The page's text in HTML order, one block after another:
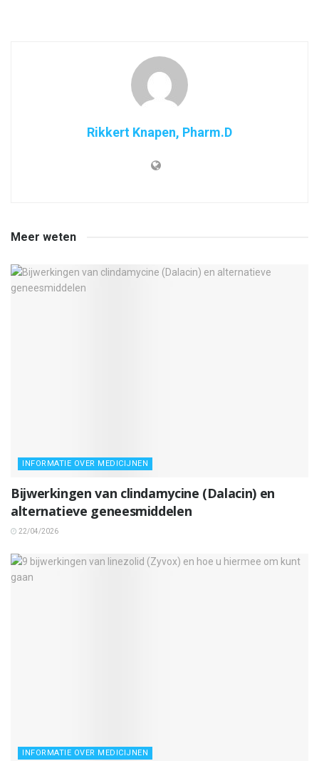
Rikkert Knapen, Pharm.D
Meer weten
INFORMATIE OVER MEDICIJNEN
Bijwerkingen van clindamycine (Dalacin) en
alternatieve geneesmiddelen
22/04/2026
INFORMATIE OVER MEDICIJNEN